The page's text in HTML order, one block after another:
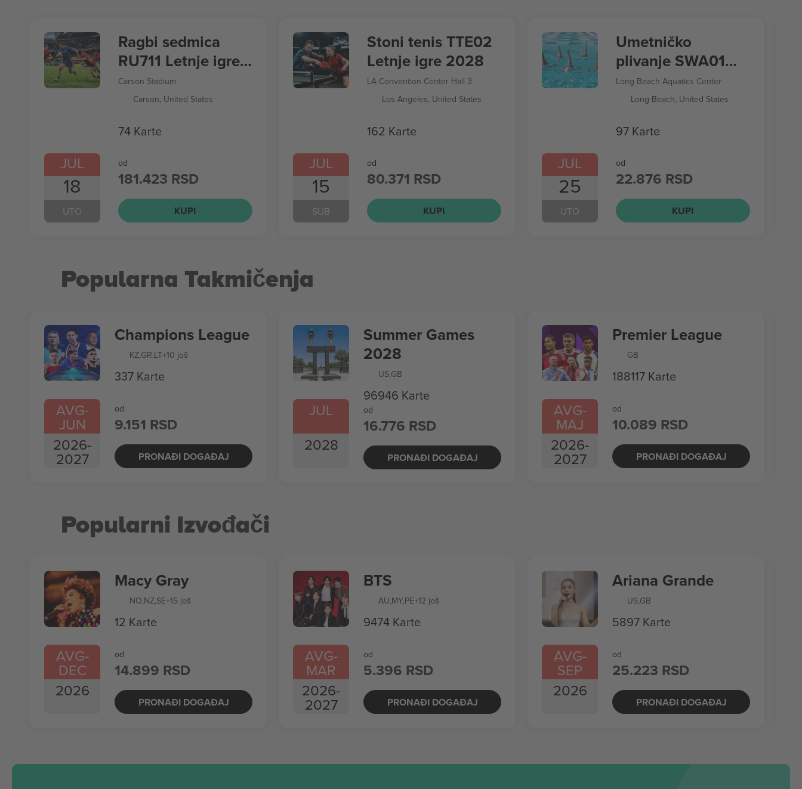
JUL
18
UTO
Ragbi sedmica
RU711 Letnje igre
2028
Carson Stadium
Carson, United States
74 Karte
od
181.423 RSD
KUPI
JUL
15
SUB
Stoni tenis TTE02
Letnje igre 2028
LA Convention Center Hall 3
Los Angeles, United States
162 Karte
od
80.371 RSD
KUPI
JUL
25
UTO
Umetničko
plivanje SWA01
Letnje igre 2028
Long Beach Aquatics Center
Long Beach, United States
97 Karte
od
22.876 RSD
KUPI
Popularna Takmičenja
AVG-
JUN
2026-
2027
Champions League
KZ,GR,LT+10 još
337 Karte
od
9.151 RSD
PRONAĐI DOGAĐAJ
JUL
2028
Summer Games
2028
US,GB
96946 Karte
od
16.776 RSD
PRONAĐI DOGAĐAJ
AVG-
MAJ
2026-
2027
Premier League
GB
188117 Karte
od
10.089 RSD
PRONAĐI DOGAĐAJ
Popularni Izvođači
AVG-
DEC
2026
Macy Gray
NO,NZ,SE+15 još
12 Karte
od
14.899 RSD
PRONAĐI DOGAĐAJ
AVG-
MAR
2026-
2027
BTS
AU,MY,PE+12 još
9474 Karte
od
5.396 RSD
PRONAĐI DOGAĐAJ
AVG-
SEP
2026
Ariana Grande
US,GB
5897 Karte
od
25.223 RSD
PRONAĐI DOGAĐAJ